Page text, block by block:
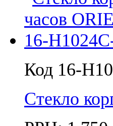
Код 16-
Стекло